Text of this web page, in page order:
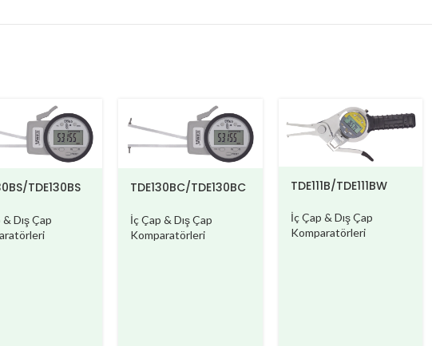
TDE130BS
Dış Çap
TDE130BC/TDE130BC
İç Çap & Dış Çap
Komparatörleri
TDE111B/TDE111BW
İç Çap & Dış Çap
Komparatörleri